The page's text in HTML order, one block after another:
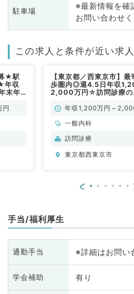
駐車場
※最新情報を確
お問い合わせ
この求人と条件が近い求人
★駅
年収
末年
円
【東京都／西東京市】
歩圏内◎週4.5日年収
2,000万円☆訪問診療の
年収1,200万円～
一般内科
訪問診療
東京都西東京市
<
手当/福利厚生
通勤手当 ※詳細はお問い
学会補助 有り